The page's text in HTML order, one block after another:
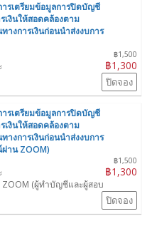
ารเตรียมข้อมูลการปิดบัญชี
เงินให้สอดคล้องตาม
างการเงินก่อนนำส่งงบการ
฿1,500
฿1,300
ปิดจอง
ารเตรียมข้อมูลการปิดบัญชี
เงินให้สอดคล้องตาม
างการเงินก่อนนำส่งงบการ
าน ZOOM)
฿1,500
฿1,300
(ผู้ทำบัญชีและผู้สอบ
ปิดจอง